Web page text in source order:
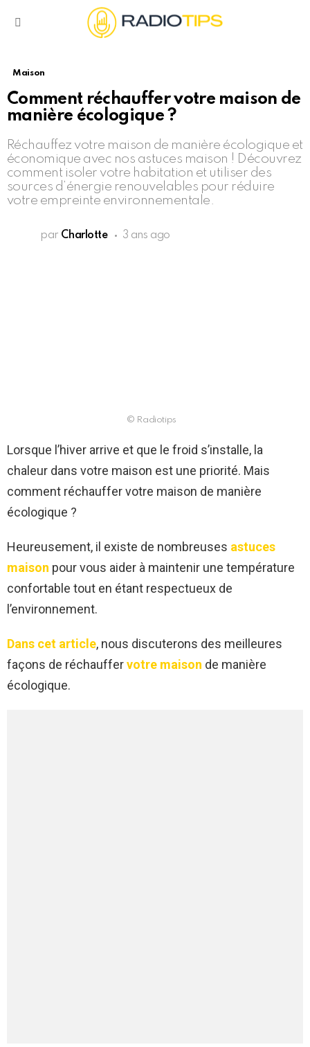
Maison
Comment réchauffer votre maison de
manière écologique ?
Réchauffez votre maison de manière écologique et
économique avec nos astuces maison ! Découvrez
comment isoler votre habitation et utiliser des
sources d’énergie renouvelables pour réduire
votre empreinte environnementale.
par Charlotte 3 ans ago
© Radiotips
Lorsque l’hiver arrive et que le froid s’installe, la
chaleur dans votre maison est une priorité. Mais
comment réchauffer votre maison de manière
écologique ?
Heureusement, il existe de nombreuses astuces
maison pour vous aider à maintenir une température
confortable tout en étant respectueux de
l’environnement.
Dans cet article, nous discuterons des meilleures
façons de réchauffervotre maison de manière
écologique.